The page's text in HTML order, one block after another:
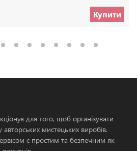
Купити
для того, щоб організувати
мистецьких виробів.
є простим та безпечним як